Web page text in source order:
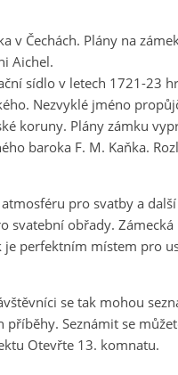
v Čechách. Plány na
Aichel.
sídlo v letech 1721-23
Nezvyklé jméno
koruny. Plány zámku
baroka F. M. Kaňka.
pro svatby a
obřady. Zámecká
perfektním místem pro
se tak mohou
Seznámit se
Otevřte 13. komnatu.